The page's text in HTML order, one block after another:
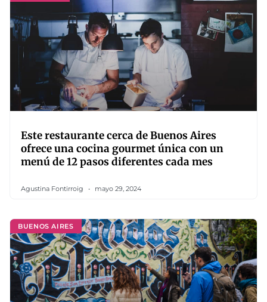
Este restaurante cerca de Buenos Aires
ofrece una cocina gourmet única con un
menú de 12 pasos diferentes cada mes
Agustina Fontirroig mayo 29, 2024
BUENOS AIRES